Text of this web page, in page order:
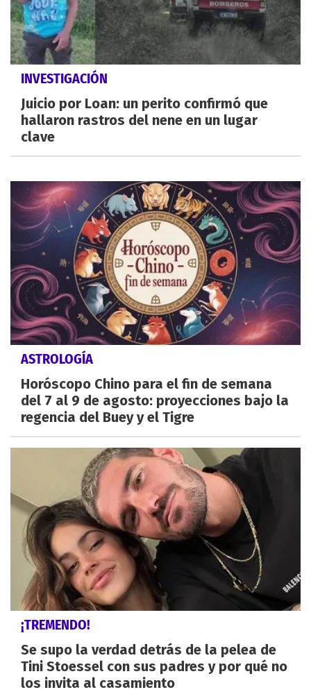
INVESTIGACIÓN
Juicio por Loan: un perito confirmó que
hallaron rastros del nene en un lugar
clave
ASTROLOGÍA
Horóscopo Chino para el fin de semana
del 7 al 9 de agosto: proyecciones bajo la
regencia del Buey y el Tigre
¡TREMENDO!
Se supo la verdad detrás de la pelea de
Tini Stoessel con sus padres y por qué no
los invita al casamiento